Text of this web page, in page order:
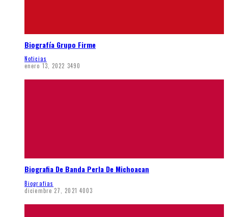
Biografía Grupo Firme
Noticias
enero 13, 2022 3490
Biografia De Banda Perla De Michoacan
Biografias
diciembre 27, 2021 4003